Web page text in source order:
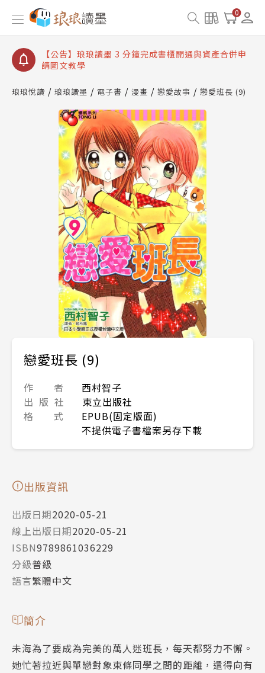
0
【公告】琅琅讀墨數位閱讀資產合併與書櫃開通申請
【公告】琅琅讀墨書櫃開通常見問題
【公告】琅琅讀墨 3 分鐘完成書櫃開通與資產合併申
請圖文教學
查詢
【公告】琅琅讀墨數位閱讀資產合併與書櫃開通申請
琅琅悅讀 琅琅讀墨 電子書 漫畫 戀愛故事 戀愛班長 (9)
戀愛班長 (9)
作 者
西村智子
出 版 社
東立出版社
格 式
EPUB(固定版面)
不提供電子書檔案另存下載
出版資訊
出版日期2020-05-21
線上出版日期2020-05-21
ISBN9789861036229
分級普級
語言繁體中文
簡介
未海為了要成為完美的萬人迷班長，每天都努力不懈。
她忙著拉近與單戀對象東條同學之間的距離，還得向有